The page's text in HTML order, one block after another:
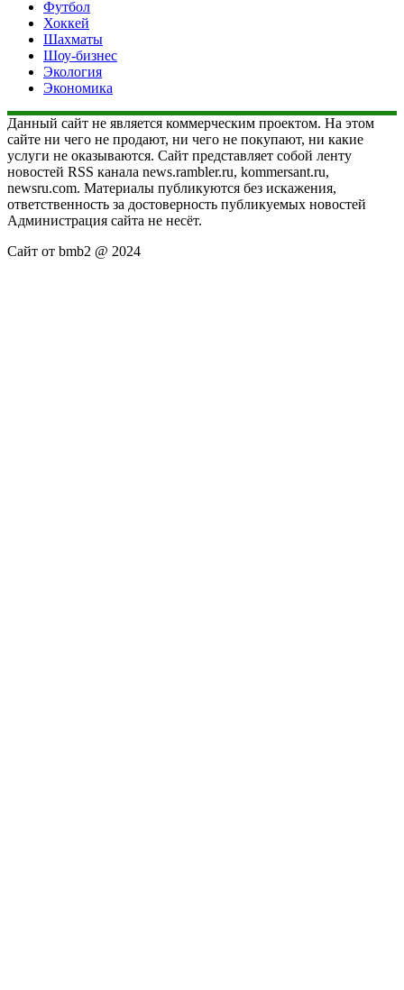
Футбол
Хоккей
Шахматы
Шоу-бизнес
Экология
Экономика
Данный сайт не является коммерческим проектом. На этом
сайте ни чего не продают, ни чего не покупают, ни какие
услуги не оказываются. Сайт представляет собой ленту
новостей RSS канала news.rambler.ru, kommersant.ru,
newsru.com. Материалы публикуются без искажения,
ответственность за достоверность публикуемых новостей
Администрация сайта не несёт.
Сайт от bmb2 @ 2024